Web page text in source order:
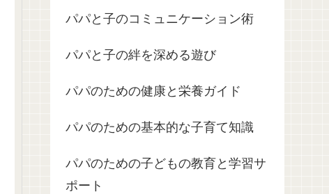
パパと子のコミュニケーション術
パパと子の絆を深める遊び
パパのための健康と栄養ガイド
パパのための基本的な子育て知識
パパのための子どもの教育と学習サ
ポート